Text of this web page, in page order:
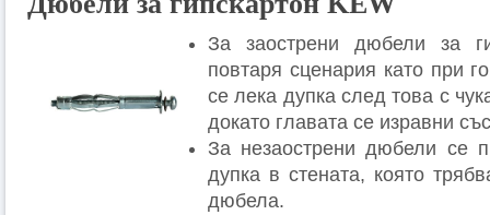
За заострени дюбели за
повтаря сценария като при
се лека дупка след това с
докато главата се изравни
За незаострени дюбели се
дупка в стената, която
дюбела.